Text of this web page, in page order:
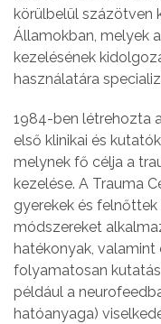
körülbelül százötven
Államokban, melyek
kezelésének
használatára
1984-ben létrehozta
első klinikai és
melynek fő célja a
kezelése. A Trauma
gyerekek és
módszereket
hatékonyak, valamint
folyamatosan
például a
hatóanyaga)